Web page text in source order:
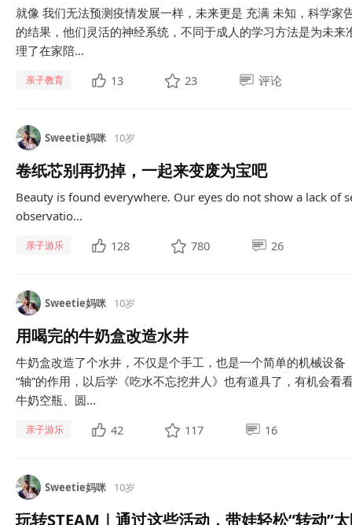
就像 我们无法预测疫情发展一样，未来更是 充满 未知，科学家
的结果，他们灵活的神经系统，不同于成人的学习方法是为未
理了在家陪...
亲子教育 13 23 评论
Sweetie妈咪 10岁
卷纸芯别再扔掉，一起来变废为宝吧
Beauty is found everywhere. Our eyes do not show a lack of
observatio...
亲子游乐 128 780 26
Sweetie妈咪 10岁
用喝完的牛奶盒改造水井
牛奶盒改造了个水井，不仅是个手工，也是一个简单的机械设
“轴”的作用，以后学《吃水不忘挖井人》也有道具了，有机会
牛奶空瓶、圆...
亲子游乐 42 117 16
Sweetie妈咪 10岁
玩转STEAM｜通过这些活动，带娃轻松“转动”